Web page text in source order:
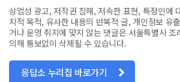
상업성 광고, 저작권 침해, 저속한 표현, 특정인에
치적 목적, 유사한 내용의 반복적 글, 개인정보 유
거나 운영 취지에 맞지 않는 댓글은 서울특별시 조
의해 통보없이 삭제될 수 있습니다.
응답소 누리집 바로가기